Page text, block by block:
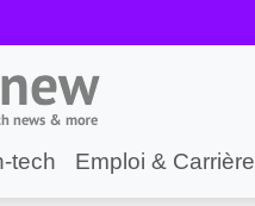
tech Emploi & Carrière